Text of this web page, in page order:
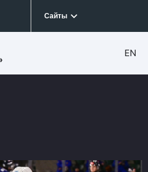
Сайты
EN